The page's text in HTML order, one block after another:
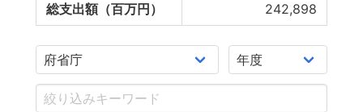
総支出額（百万円） 242,898